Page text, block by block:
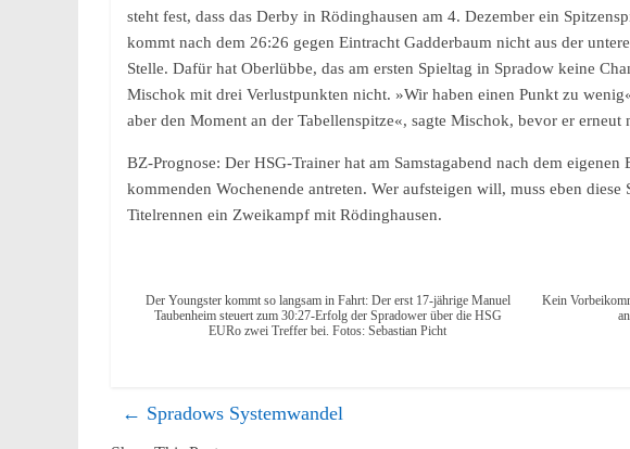
steht fest, dass das Derby in Rödinghausen am 4. Dezember ein
kommt nach dem 26:26 gegen Eintracht Gadderbaum nicht aus der
Stelle. Dafür hat Oberlübbe, das am ersten Spieltag in Spradow keine
Mischok mit drei Verlustpunkten nicht. »Wir haben einen Punkt zu
aber den Moment an der Tabellenspitze«, sagte Mischok, bevor er erneut
BZ-Prognose: Der HSG-Trainer hat am Samstagabend nach dem
kommenden Wochenende antreten. Wer aufsteigen will, muss eben
Titelrennen ein Zweikampf mit Rödinghausen.
Der Youngster kommt so langsam in Fahrt: Der erst 17-jährige Manuel
Taubenheim steuert zum 30:27-Erfolg der Spradower über die HSG
EURo zwei Treffer bei. Fotos: Sebastian Picht
Kein
← Spradows Systemwandel